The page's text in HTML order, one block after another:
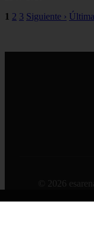
1 2 3 Siguiente ›
© 2026
Sitemap|RSS|